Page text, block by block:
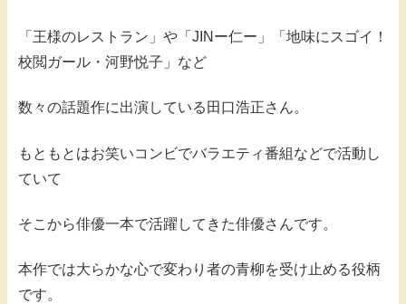
「王様のレストラン」や「JINー仁ー」「地味にスゴイ！
校閲ガール・河野悦子」など
数々の話題作に出演している田口浩正さん。
もともとはお笑いコンビでバラエティ番組などで活動し
ていて
そこから俳優一本で活躍してきた俳優さんです。
本作では大らかな心で変わり者の青柳を受け止める役柄
です。